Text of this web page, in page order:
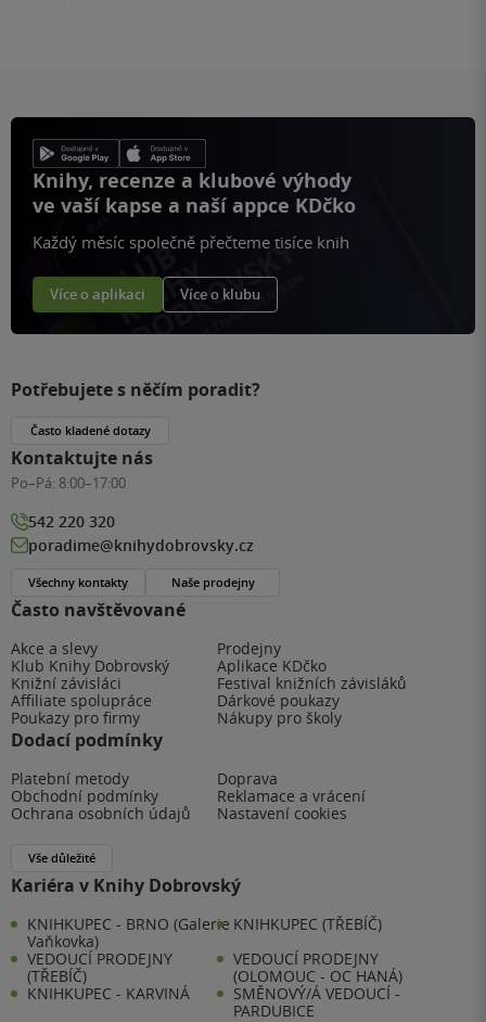
Knihy, recenze a klubové výhody
ve vaší kapse a naší appce KDčko
Každý měsíc společně přečteme tisíce knih
Více o aplikaci Více o klubu
Často navštěvované
Akce a slevy
Prodejny
Klub Knihy Dobrovský
Aplikace KDčko
Knižní závisláci
Festival knižních závisláků
Affiliate spolupráce
Dárkové poukazy
Poukazy pro firmy
Nákupy pro školy
Dodací podmínky
Platební metody
Doprava
Obchodní podmínky
Reklamace a vrácení
Ochrana osobních údajů
Nastavení cookies
Vše důležité
Kariéra v Knihy Dobrovský
KNIHKUPEC - BRNO (Galerie
Vaňkovka)
KNIHKUPEC (TŘEBÍČ)
VEDOUCÍ PRODEJNY
(TŘEBÍČ)
VEDOUCÍ PRODEJNY
(OLOMOUC - OC HANÁ)
KNIHKUPEC - KARVINÁ
SMĚNOVÝ/Á VEDOUCÍ -
PARDUBICE
Potřebujete s něčím poradit?
Často kladené dotazy
Kontaktujte nás
Po–Pá: 8:00–17:00
542 220 320
poradime@knihydobrovsky.cz
Všechny kontakty Naše prodejny